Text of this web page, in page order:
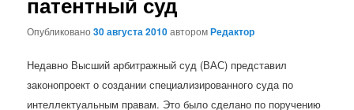
Опубликовано30 августа 2010авторомРедактор
Недавно Высший арбитражный суд (ВАС) представил
законопроект о создании специализированного суда по
интеллектуальным правам. Это было сделано по поручению